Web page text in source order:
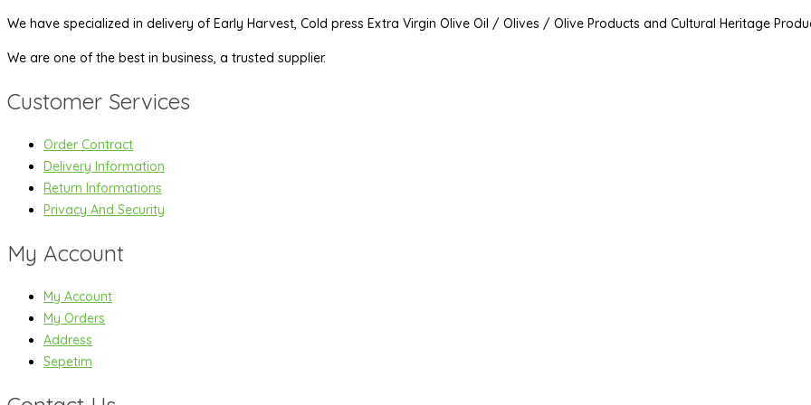
We have specialized in delivery of Early Harvest, Cold press Extra Virgin Olive Oil / Olives / Olive Products and Cultural Heritage
We are one of the best in business, a trusted supplier.
Customer Services
Order Contract
Delivery Information
Return Informations
Privacy And Security
My Account
My Account
My Orders
Address
Sepetim